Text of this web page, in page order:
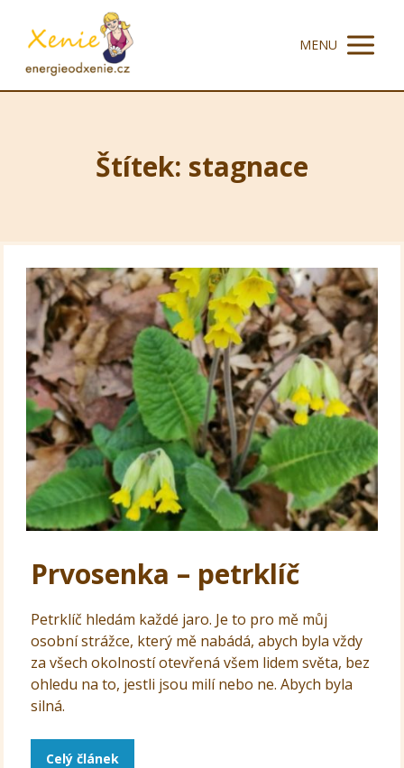
MENU
Štítek: stagnace
Prvosenka – petrklíč
Petrklíč hledám každé jaro. Je to pro mě můj
osobní strážce, který mě nabádá, abych byla vždy
za všech okolností otevřená všem lidem světa, bez
ohledu na to, jestli jsou milí nebo ne. Abych byla
silná.
Celý článek